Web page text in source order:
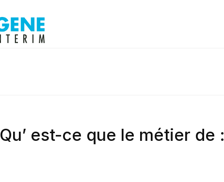
Qu’ est-ce que le métier de :